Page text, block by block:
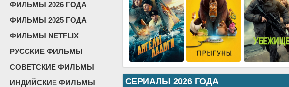
ФИЛЬМЫ 2026 ГОДА
ФИЛЬМЫ 2025 ГОДА
ФИЛЬМЫ NETFLIX
РУССКИЕ ФИЛЬМЫ
СОВЕТСКИЕ ФИЛЬМЫ
ИНДИЙСКИЕ ФИЛЬМЫ
СЕРИАЛЫ 2026 ГОДА